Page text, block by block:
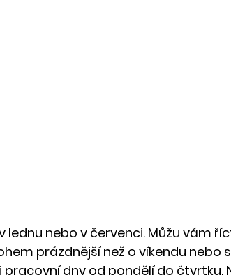
lednu nebo v červenci. Můžu vám
prázdnější než o víkendu nebo
dny od pondělí do čtvrtku.